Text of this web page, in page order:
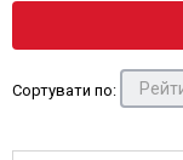
Сортувати по: